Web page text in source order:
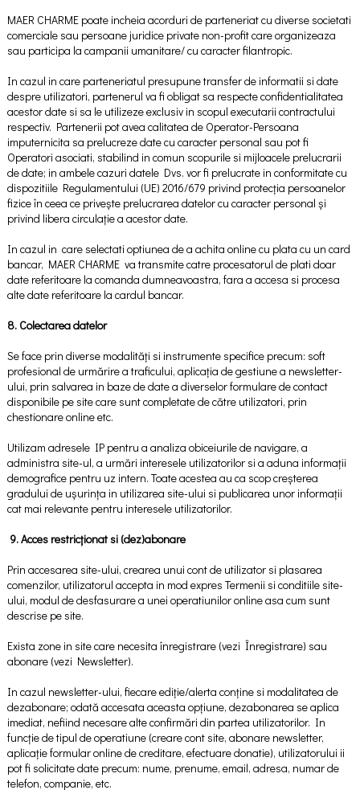
MAER CHARME poate incheia acorduri de parteneriat cu diverse societati
comerciale sau persoane juridice private non-profit care organizeaza
sau participa la campanii umanitare/ cu caracter filantropic.
In cazul in care parteneriatul presupune transfer de informatii si date
despre utilizatori, partenerul va fi obligat sa respecte confidentialitatea
acestor date si sa le utilizeze exclusiv in scopul executarii contractului
respectiv. Partenerii pot avea calitatea de Operator-Persoana
imputernicita sa prelucreze date cu caracter personal sau pot fi
Operatori asociati, stabilind in comun scopurile si mijloacele prelucrarii
de date; in ambele cazuri datele Dvs. vor fi prelucrate in conformitate cu
dispozitiile Regulamentului (UE) 2016/679 privind protecția persoanelor
fizice în ceea ce privește prelucrarea datelor cu caracter personal și
privind libera circulație a acestor date.
In cazul in care selectati optiunea de a achita online cu plata cu un card
bancar, MAER CHARME va transmite catre procesatorul de plati doar
date referitoare la comanda dumneavoastra, fara a accesa si procesa
alte date referitoare la cardul bancar.
8. Colectarea datelor
Se face prin diverse modalități si instrumente specifice precum: soft
profesional de urmărire a traficului, aplicația de gestiune a newsletter-
ului, prin salvarea in baze de date a diverselor formulare de contact
disponibile pe site care sunt completate de către utilizatori, prin
chestionare online etc.
Utilizam adresele IP pentru a analiza obiceiurile de navigare, a
administra site-ul, a urmări interesele utilizatorilor si a aduna informații
demografice pentru uz intern. Toate acestea au ca scop creșterea
gradului de ușurința in utilizarea site-ului si publicarea unor informații
cat mai relevante pentru interesele utilizatorilor.
9. Acces restricționat si (dez)abonare
Prin accesarea site-ului, crearea unui cont de utilizator si plasarea
comenzilor, utilizatorul accepta in mod expres Termenii si conditiile site-
ului, modul de desfasurare a unei operatiunilor online asa cum sunt
descrise pe site.
Exista zone in site care necesita înregistrare (vezi Înregistrare) sau
abonare (vezi Newsletter).
In cazul newsletter-ului, fiecare ediție/alerta conține si modalitatea de
dezabonare; odată accesata aceasta opțiune, dezabonarea se aplica
imediat, nefiind necesare alte confirmări din partea utilizatorilor. In
funcție de tipul de operatiune (creare cont site, abonare newsletter,
aplicație formular online de creditare, efectuare donatie), utilizatorului ii
pot fi solicitate date precum: nume, prenume, email, adresa, numar de
telefon, companie, etc.